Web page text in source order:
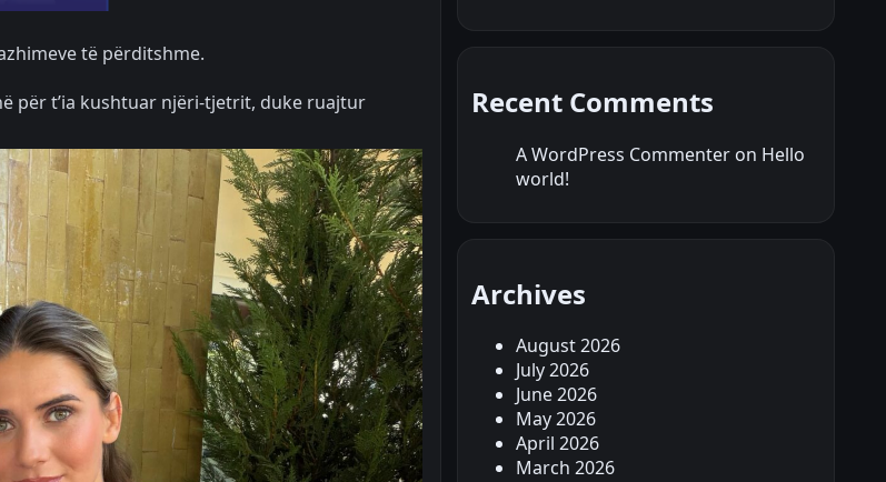
të përditshme.
për t’ia kushtuar njëri-tjetrit, duke ruajtur
Recent Comments
A WordPress Commenter on Hello
world!
Archives
August 2026
July 2026
June 2026
May 2026
April 2026
March 2026